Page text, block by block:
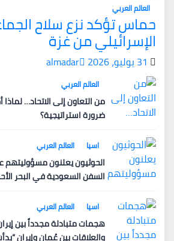
العالم العربي
حماس تؤكد نزع سلاح
الإسرائيلي من غزة
31 يوليو، 2026 almadar
العالم العربي
من التعاون إلى الاتحاد… لماذا
ضرورة استراتيجية؟
اسيا العالم العربي
الحوثيون يعلنون
السفن السعودية في البحر
اسيا العالم العربي
هجمات متبادلة مجدداً بين
والعلاقات بين عُمان وإيران